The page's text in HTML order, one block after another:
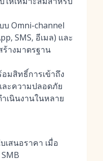
Omni-channel
SMS, อีเมล) และ
างมาตรฐาน
มสิทธิ์การเข้าถึง
ละความปลอดภัย
เนินงานในหลาย
เสนอราคา เมื่อ